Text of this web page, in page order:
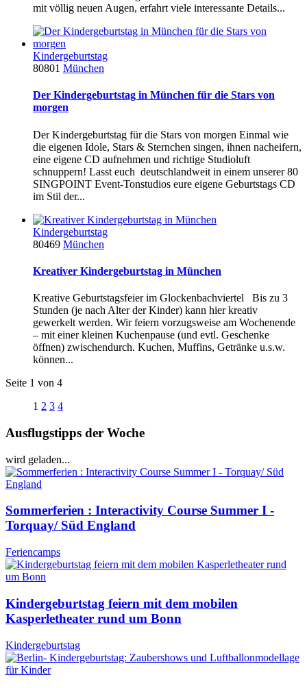
mit völlig neuen Augen, erfahrt viele interessante Details...
Kindergeburtstag
80801 München
Der Kindergeburtstag in München für die Stars von
morgen
Der Kindergeburtstag für die Stars von morgen Einmal wie
die eigenen Idole, Stars & Sternchen singen, ihnen nacheifern,
eine eigene CD aufnehmen und richtige Studioluft
schnuppern! Lasst euch deutschlandweit in einem unserer 80
SINGPOINT Event-Tonstudios eure eigene Geburtstags CD
im Stil der...
Kindergeburtstag
80469 München
Kreativer Kindergeburtstag in München
Kreative Geburtstagsfeier im Glockenbachviertel Bis zu 3
Stunden (je nach Alter der Kinder) kann hier kreativ
gewerkelt werden. Wir feiern vorzugsweise am Wochenende
– mit einer kleinen Kuchenpause (und evtl. Geschenke
öffnen) zwischendurch. Kuchen, Muffins, Getränke u.s.w.
können...
Seite 1 von 4
1 2 3 4
Ausflugstipps der Woche
wird geladen...
Sommerferien : Interactivity Course Summer I -
Torquay/ Süd England
Feriencamps
Kindergeburtstag feiern mit dem mobilen
Kasperletheater rund um Bonn
Kindergeburtstag